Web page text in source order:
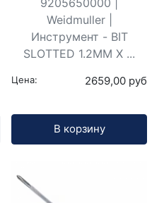
Weidmuller |
Инструмент - BIT
SLOTTED 1.2MM X ...
Цена: 2659,00 руб
В корзину